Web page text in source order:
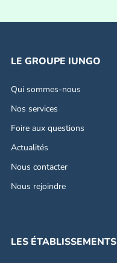
LE GROUPE IUNGO
Qui sommes-nous
Nos services
Foire aux questions
Actualités
Nous contacter
Nous rejoindre
LES ÉTABLISSEMENTS